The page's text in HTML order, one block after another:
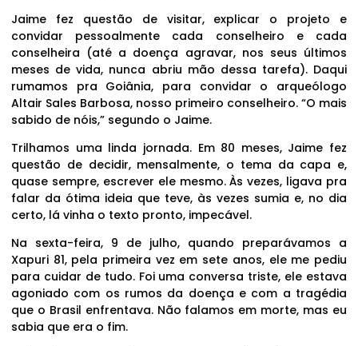
Jaime fez questão de visitar, explicar o projeto e
convidar pessoalmente cada conselheiro e cada
conselheira (até a doença agravar, nos seus últimos
meses de vida, nunca abriu mão dessa tarefa). Daqui
rumamos pra Goiânia, para convidar o arqueólogo
Altair Sales Barbosa, nosso primeiro conselheiro. “O mais
sabido de nóis,” segundo o Jaime.
Trilhamos uma linda jornada. Em 80 meses, Jaime fez
questão de decidir, mensalmente, o tema da capa e,
quase sempre, escrever ele mesmo. Às vezes, ligava pra
falar da ótima ideia que teve, às vezes sumia e, no dia
certo, lá vinha o texto pronto, impecável.
Na sexta-feira, 9 de julho, quando preparávamos a
Xapuri 81, pela primeira vez em sete anos, ele me pediu
para cuidar de tudo. Foi uma conversa triste, ele estava
agoniado com os rumos da doença e com a tragédia
que o Brasil enfrentava. Não falamos em morte, mas eu
sabia que era o fim.